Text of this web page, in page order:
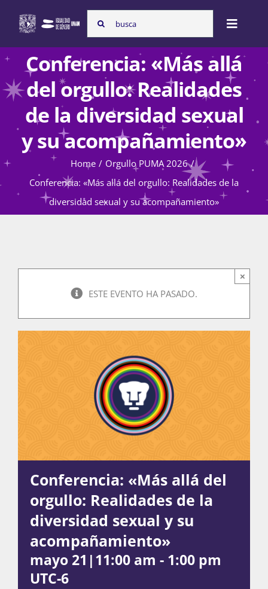
content
Search
for:
Toggle
Inicio
Nosotras
Programas
Atención de la violencia de género
La Boletina
Blog
Recursos
Súmate
Publicaciones
Conferencia: «Más allá
del orgullo: Realidades
de la diversidad sexual
y su acompañamiento»
Home
Orgullo PUMA 2026
Conferencia: «Más allá del orgullo: Realidades de la
diversidad sexual y su acompañamiento»
ESTE EVENTO HA PASADO.
×
Conferencia: «Más allá del
orgullo: Realidades de la
diversidad sexual y su
acompañamiento»
mayo 21|11:00 am - 1:00 pm
UTC-6